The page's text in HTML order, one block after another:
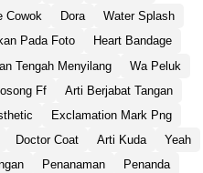
Cowok Dora
Water Splash
Pada Foto
Heart Bandage
Tengah Menyilang
Wa Peluk
Ff
Arti Berjabat Tangan
Exclamation Mark Png
Doctor Coat Arti Kuda
Yeah
Penanaman
Penanda